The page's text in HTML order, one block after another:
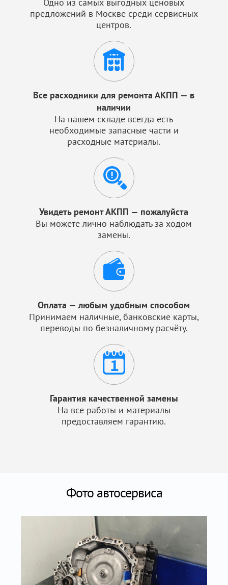
предложений в Москве среди сервисных
центров.
Все расходники для ремонта АКПП — в
наличии
На нашем складе всегда есть
необходимые запасные части и
расходные материалы.
Увидеть ремонт АКПП — пожалуйста
Вы можете лично наблюдать за ходом
замены.
Оплата — любым удобным способом
Принимаем наличные, банковские карты,
переводы по безналичному расчёту.
Гарантия качественной замены
На все работы и материалы
предоставляем гарантию.
Фото автосервиса